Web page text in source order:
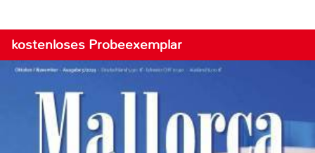
kostenloses Probeexemplar